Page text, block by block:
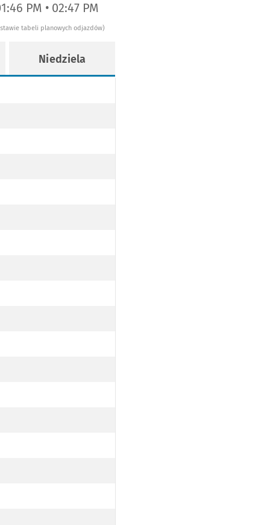
PM • 02:47 PM
tabeli planowych odjazdów)
Niedziela